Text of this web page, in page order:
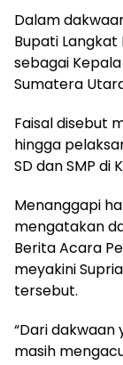
Dalam
Bupati
sebagai
Sumatera
Faisal disebut
hingga
SD dan SMP di
Menanggapi
mengatakan
Berita Acara
meyakini
tersebut.
“Dari dakwaan
masih